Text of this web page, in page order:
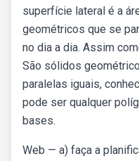
superfície lateral é a
geométricos que se
no dia a dia. Assim
São sólidos
paralelas iguais,
pode ser qualquer
bases.
Web — a) faça a